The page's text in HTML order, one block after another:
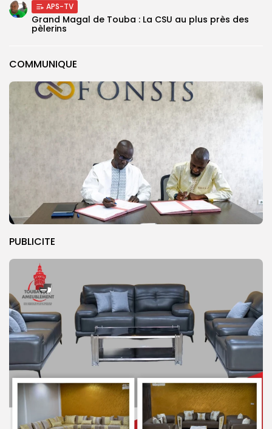
COMMUNIQUE
PUBLICITE
APS-TV
Grand Magal de Touba : La CSU au plus près des
pèlerins